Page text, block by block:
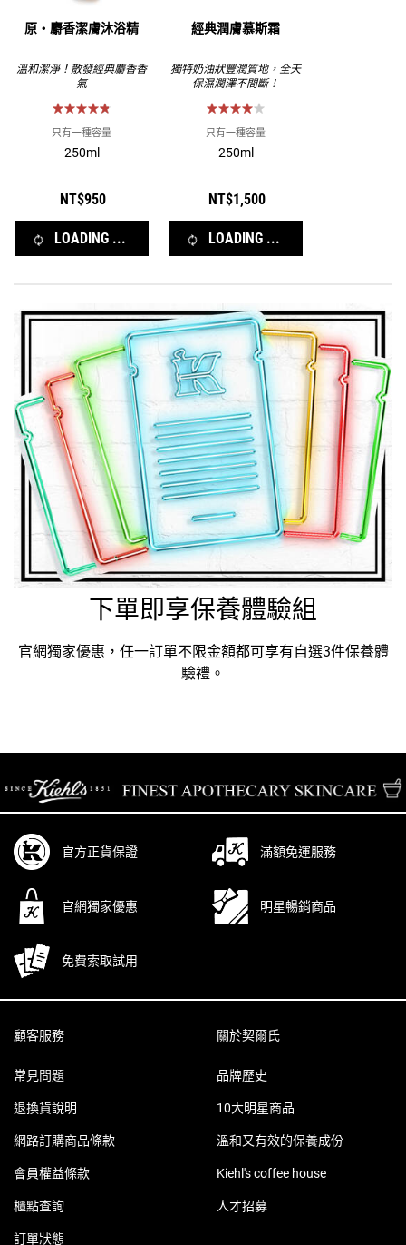
原‧麝香潔膚沐浴精
溫和潔淨！散發經典麝香香
氣
只有一種容量
250ml
NT$950
LOADING ...
經典潤膚慕斯霜
獨特奶油狀豐潤質地，全天
保濕潤澤不間斷！
只有一種容量
250ml
NT$1,500
LOADING ...
下單即享保養體驗組
官網獨家優惠，任一訂單不限金額都可享有自選3件保養體
驗禮。
官方正貨保證 滿額免運服務
官網獨家優惠 明星暢銷商品
免費索取試用
顧客服務
常見問題
退換貨說明
網路訂購商品條款
會員權益條款
櫃點查詢
訂單狀態
關於契爾氏
品牌歷史
10大明星商品
溫和又有效的保養成份
Kiehl's coffee house
人才招募